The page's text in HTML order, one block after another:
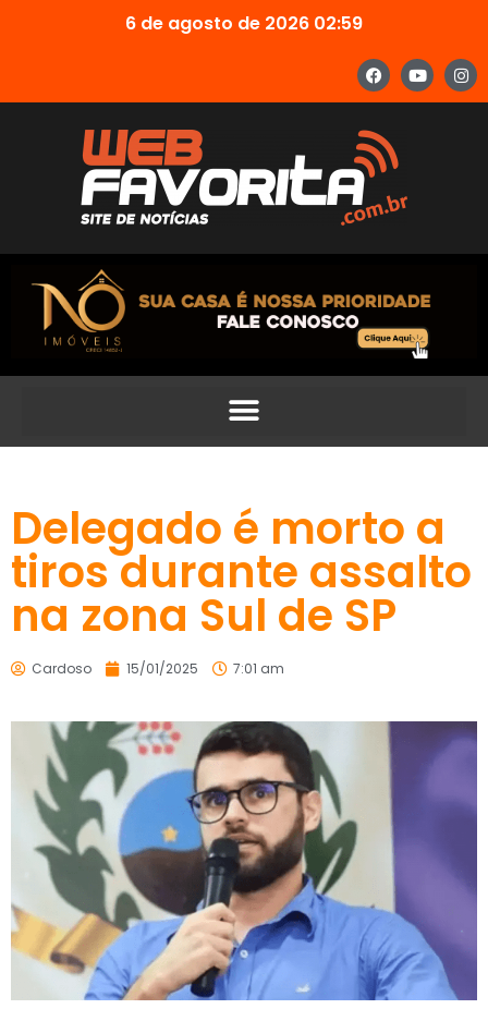
6 de agosto de 2026 02:59
Delegado é morto a
tiros durante assalto
na zona Sul de SP
Cardoso 15/01/2025 7:01 am